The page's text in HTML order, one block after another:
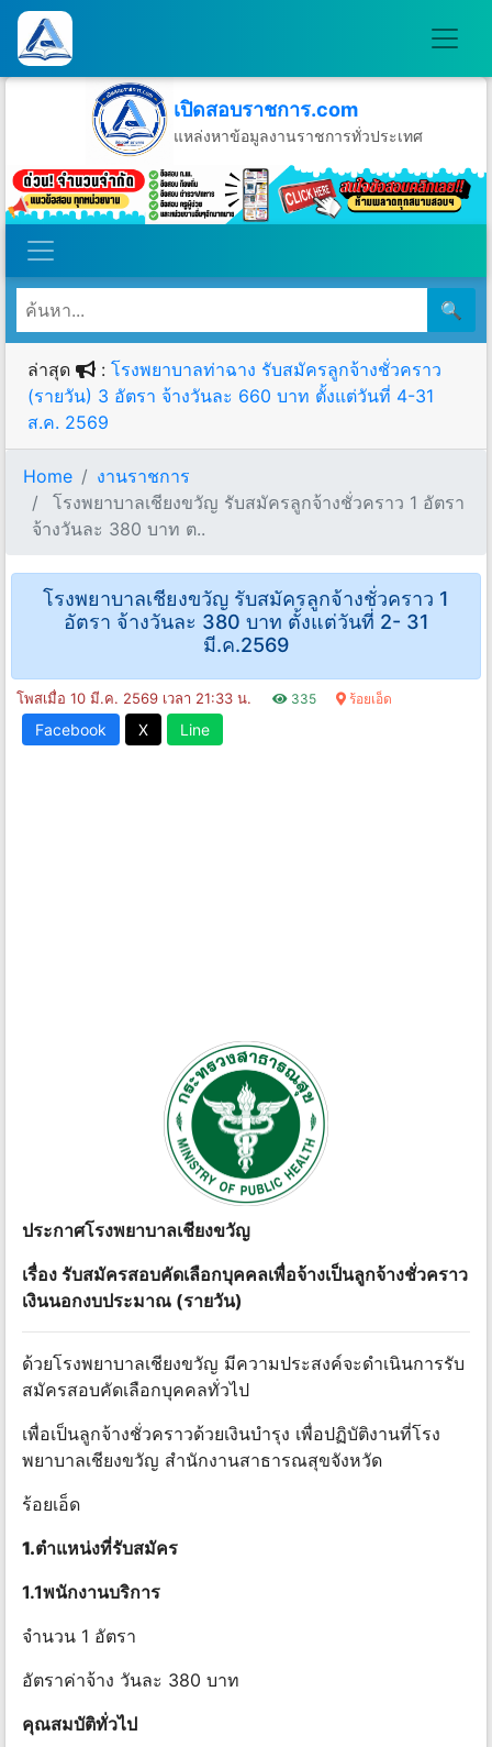
เปิดสอบราชการ.com
แหล่งหาข้อมูลงานราชการทั่วประเทศ
วันอาทิตย์ที่ 9 เดือนสิงหาคม พ.ศ.2569
🔍
ล่าสุด : โรงพยาบาลท่าฉาง รับสมัครลูกจ้างชั่วคราว
(รายวัน) 3 อัตรา จ้างวันละ 660 บาท ตั้งแต่วันที่ 4-31
ส.ค. 2569
Home
งานราชการ
โรงพยาบาลเชียงขวัญ รับสมัครลูกจ้างชั่วคราว 1 อัตรา
จ้างวันละ 380 บาท ต..
โรงพยาบาลเชียงขวัญ รับสมัครลูกจ้างชั่วคราว 1
อัตรา จ้างวันละ 380 บาท ตั้งแต่วันที่ 2- 31
มี.ค.2569
โพสเมื่อ 10 มี.ค. 2569 เวลา 21:33 น. 335 ร้อยเอ็ด
Facebook X Line
ประกาศโรงพยาบาลเชียงขวัญ
เรื่อง รับสมัครสอบคัดเลือกบุคคลเพื่อจ้างเป็นลูกจ้างชั่วคราว
เงินนอกงบประมาณ (รายวัน)
ด้วยโรงพยาบาลเชียงขวัญ มีความประสงค์จะดําเนินการรับ
สมัครสอบคัดเลือกบุคคลทั่วไป
เพื่อเป็นลูกจ้างชั่วคราวด้วยเงินบํารุง เพื่อปฏิบัติงานที่โรง
พยาบาลเชียงขวัญ สํานักงานสาธารณสุขจังหวัด
ร้อยเอ็ด
1.ตําแหน่งที่รับสมัคร
1.1พนักงานบริการ
จำนวน 1 อัตรา
อัตราค่าจ้าง วันละ 380 บาท
คุณสมบัติทั่วไป